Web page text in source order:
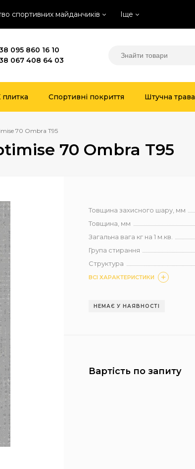
спортивних майданчиків Іще
095 860 16 10
067 408 64 03
Спортивні покриття Штучна трава
70 Ombra T95
70 Ombra T95
Товщина захисного шару, мм
Товщина, мм
Загальна вага кг на 1 м.кв.
Група стирання
Структура
ВСІ ХАРАКТЕРИСТИКИ
НЕМАЄ У НАЯВНОСТІ
Вартість по запиту